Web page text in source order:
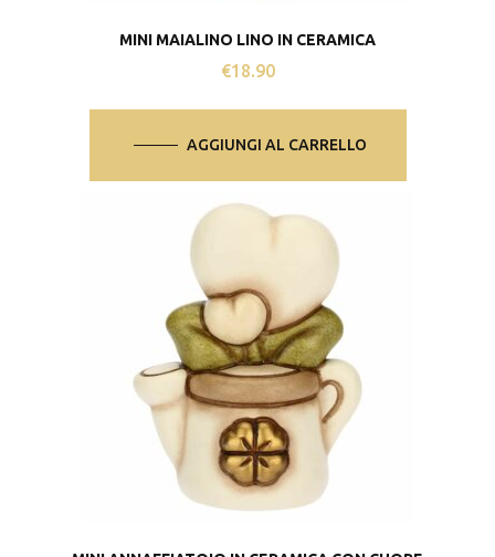
MINI MAIALINO LINO IN CERAMICA
€18.90
AGGIUNGI AL CARRELLO